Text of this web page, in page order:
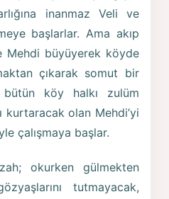
inanmaz Veli ve
başlarlar. Ama akıp
Mehdi büyüyerek köyde
çıkarak somut bir
köy halkı zulüm
kurtaracak olan Mehdi’yi
çalışmaya başlar.
okurken gülmekten
tutmayacak,